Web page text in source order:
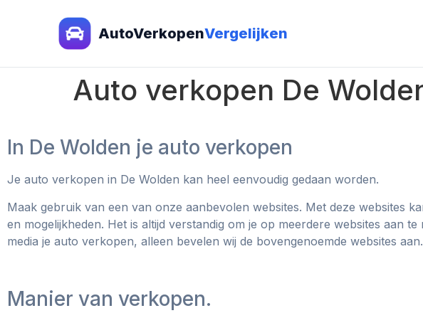
AutoVerkopenVergelijken
Auto verkopen De
In De Wolden je auto verkopen
Je auto verkopen in De Wolden kan heel eenvoudig gedaan worden.
Maak gebruik van een van onze aanbevolen websites. Met deze websites
en mogelijkheden. Het is altijd verstandig om je op meerdere websites aan
media je auto verkopen, alleen bevelen wij de bovengenoemde websites aan.
Manier van verkopen.